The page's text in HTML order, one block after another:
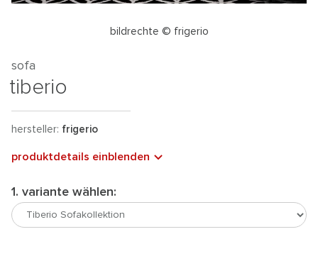
bildrechte © frigerio
sofa
tiberio
hersteller: frigerio
produktdetails einblenden
1. variante wählen: